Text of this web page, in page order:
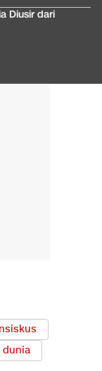
Diusir dari
dunia